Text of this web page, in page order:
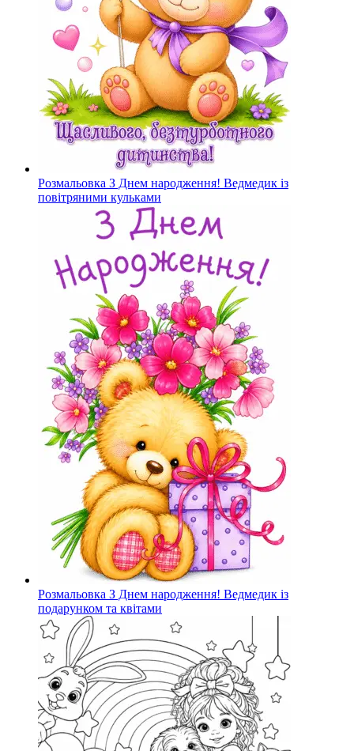
Розмальовка З Днем народження! Ведмедик із
повітряними кульками
Розмальовка З Днем народження! Ведмедик із
подарунком та квітами